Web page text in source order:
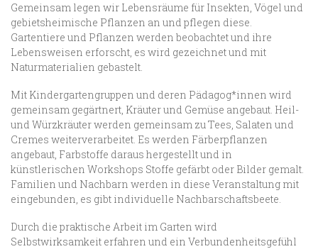
Gemeinsam legen wir Lebensräume für Insekten, Vögel und
gebietsheimische Pflanzen an und pflegen diese.
Gartentiere und Pflanzen werden beobachtet und ihre
Lebensweisen erforscht, es wird gezeichnet und mit
Naturmaterialien gebastelt.
Mit Kindergartengruppen und deren Pädagog*innen wird
gemeinsam gegärtnert, Kräuter und Gemüse angebaut. Heil-
und Würzkräuter werden gemeinsam zu Tees, Salaten und
Cremes weiterverarbeitet. Es werden Färberpflanzen
angebaut, Farbstoffe daraus hergestellt und in
künstlerischen Workshops Stoffe gefärbt oder Bilder gemalt.
Familien und Nachbarn werden in diese Veranstaltung mit
eingebunden, es gibt individuelle Nachbarschaftsbeete.
Durch die praktische Arbeit im Garten wird
Selbstwirksamkeit erfahren und ein Verbundenheitsgefühl